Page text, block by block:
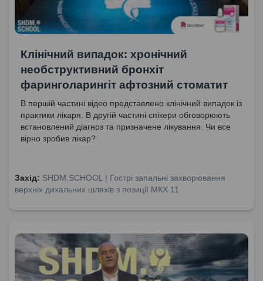
Клінічний випадок: хронічний
необструктивний бронхіт
фаринголарингіт афтозний стоматит
В першій частині відео представлено клінічний випадок із
практики лікаря. В другій частині спікери обговорюють
встановлений діагноз та призначене лікування. Чи все
вірно зробив лікар?
Захід: SHDM.SCHOOL | Гострі запальні захворювання
верхніх дихальних шляхів з позиції МКХ 11